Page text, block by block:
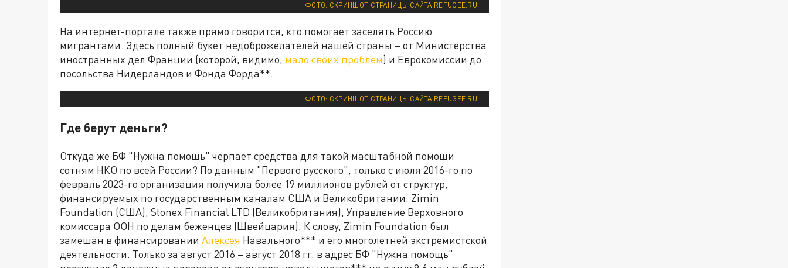
ФОТО: СКРИНШОТ СТРАНИЦЫ САЙТА REFUGEE.RU
На интернет-портале также прямо говорится, кто помогает заселять Россию
мигрантами. Здесь полный букет недоброжелателей нашей страны – от Министерства
иностранных дел Франции (которой, видимо, мало своих проблем) и Еврокомиссии до
посольства Нидерландов и Фонда Форда**.
ФОТО: СКРИНШОТ СТРАНИЦЫ САЙТА REFUGEE.RU
Где берут деньги?
Откуда же БФ "Нужна помощь" черпает средства для такой масштабной помощи
сотням НКО по всей России? По данным "Первого русского", только с июля 2016-го по
февраль 2023-го организация получила более 19 миллионов рублей от структур,
финансируемых по государственным каналам США и Великобритании: Zimin
Foundation (США), Stonex Financial LTD (Великобритания), Управление Верховного
комиссара ООН по делам беженцев (Швейцария). К слову, Zimin Foundation был
замешан в финансировании Алексея Навального*** и его многолетней экстремистской
деятельности. Только за август 2016 – август 2018 гг. в адрес БФ "Нужна помощь"